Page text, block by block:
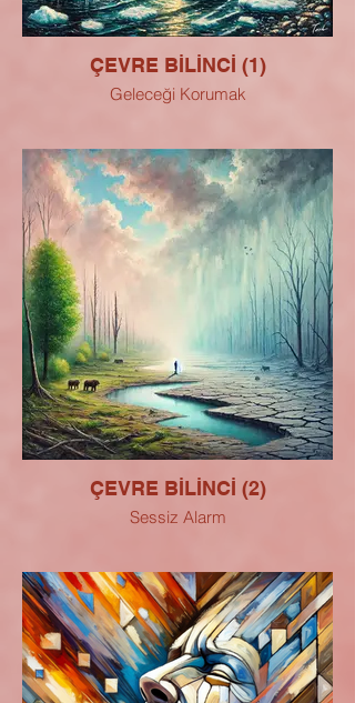
ÇEVRE BİLİNCİ (1)
Geleceği Korumak
ÇEVRE BİLİNCİ (2)
Sessiz Alarm